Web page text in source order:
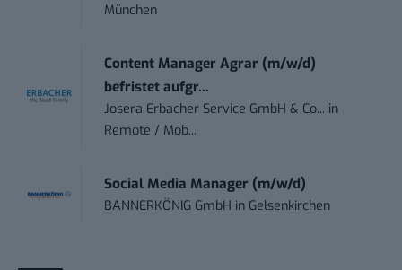
München
Content Manager Agrar (m/w/d)
befristet aufgr...
Josera Erbacher Service GmbH & Co... in
Remote / Mob...
Social Media Manager (m/w/d)
BANNERKÖNIG GmbH in Gelsenkirchen